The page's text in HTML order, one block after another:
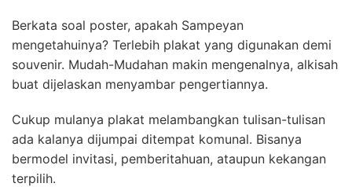
Berkata soal poster, apakah Sampeyan
mengetahuinya? Terlebih plakat yang digunakan demi
souvenir. Mudah-Mudahan makin mengenalnya, alkisah
buat dijelaskan menyambar pengertiannya.
Cukup mulanya plakat melambangkan tulisan-tulisan
ada kalanya dijumpai ditempat komunal. Bisanya
bermodel invitasi, pemberitahuan, ataupun kekangan
terpilih.